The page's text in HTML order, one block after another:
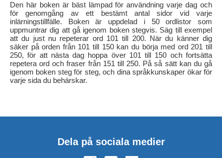
Den här boken är bäst lämpad för användning varje dag och
för genomgång av ett bestämt antal sidor vid varje
inlärningstillfälle. Boken är uppdelad i 50 ordlistor som
uppmuntrar dig att gå igenom boken stegvis. Säg till exempel
att du just nu repeterar ord 101 till 200. När du känner dig
säker på orden från 101 till 150 kan du börja med ord 201 till
250, för att nästa dag hoppa över 101 till 150 och fortsätta
repetera ord och fraser från 151 till 250. På så sätt kan du gå
igenom boken steg för steg, och dina språkkunskaper ökar för
varje sida du behärskar.
Dela på sociala medier